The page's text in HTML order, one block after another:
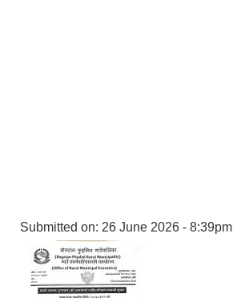
Submitted on: 26 June 2026 - 8:39pm